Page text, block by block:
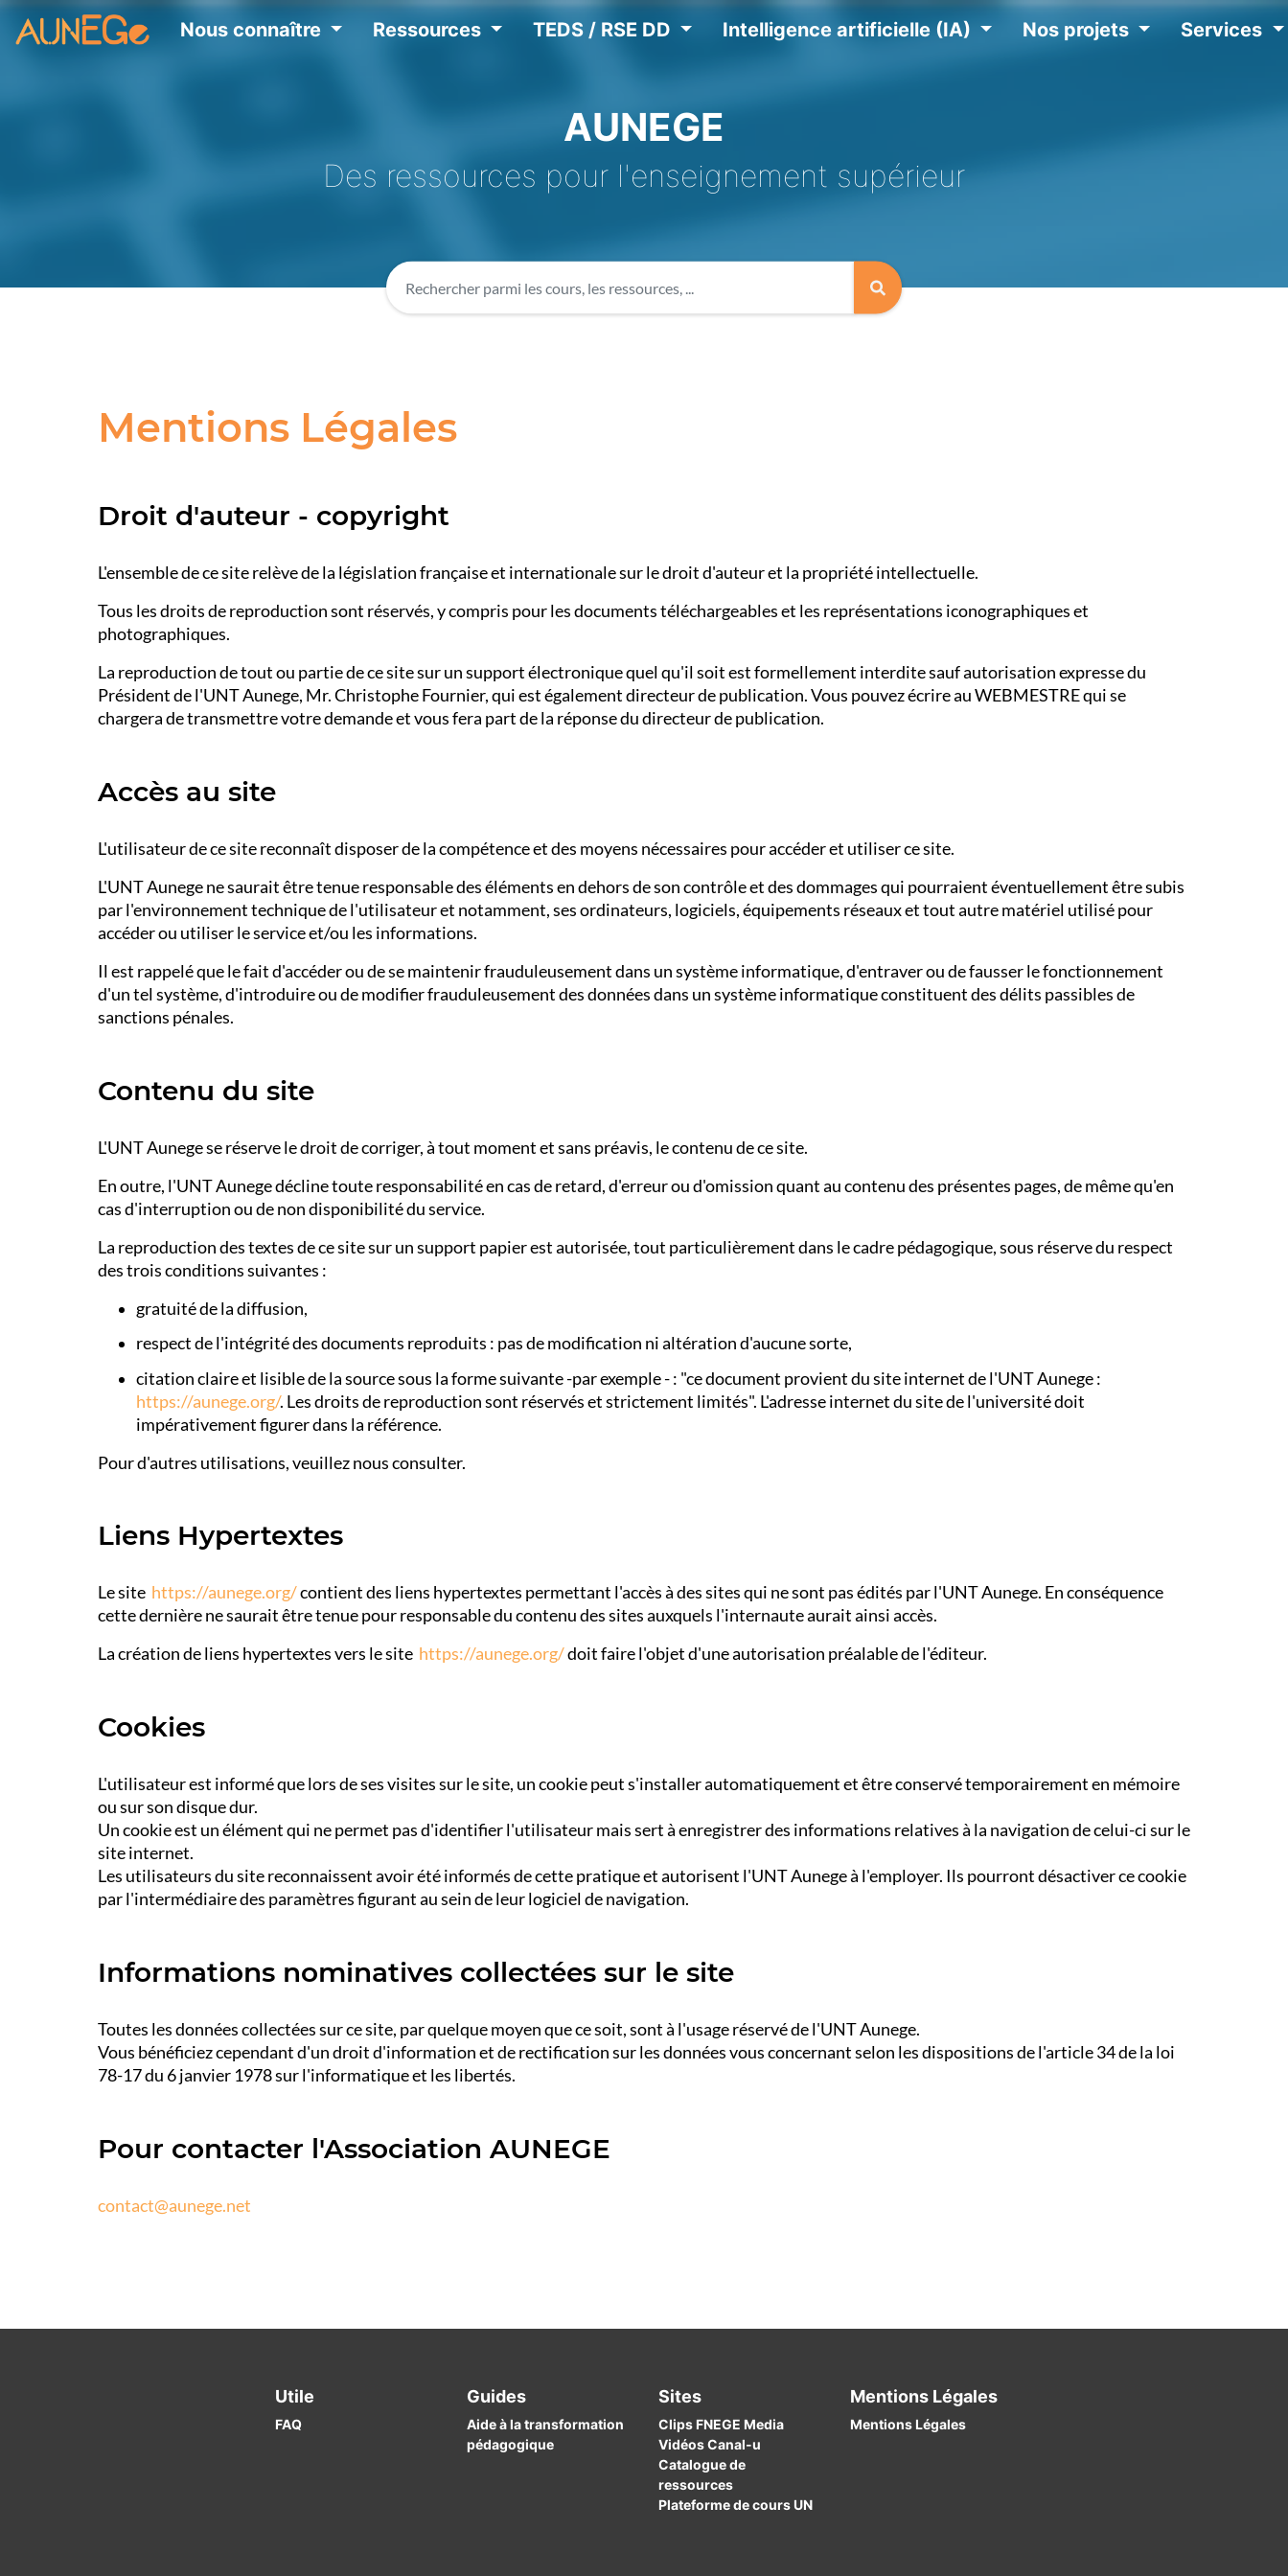
Nous connaître Ressources TEDS / RSE DD Intelligence artificielle (IA) Nos projets Services
AUNEGE
Des ressources pour l'enseignement supérieur
Mentions Légales
Droit d'auteur - copyright
L'ensemble de ce site relève de la législation française et internationale sur le droit d'auteur et la propriété intellectuelle.
Tous les droits de reproduction sont réservés, y compris pour les documents téléchargeables et les représentations iconographiques et
photographiques.
La reproduction de tout ou partie de ce site sur un support électronique quel qu'il soit est formellement interdite sauf autorisation expresse du
Président de l'UNT Aunege, Mr. Christophe Fournier, qui est également directeur de publication. Vous pouvez écrire au WEBMESTRE qui se
chargera de transmettre votre demande et vous fera part de la réponse du directeur de publication.
Accès au site
L'utilisateur de ce site reconnaît disposer de la compétence et des moyens nécessaires pour accéder et utiliser ce site.
L'UNT Aunege ne saurait être tenue responsable des éléments en dehors de son contrôle et des dommages qui pourraient éventuellement être subis
par l'environnement technique de l'utilisateur et notamment, ses ordinateurs, logiciels, équipements réseaux et tout autre matériel utilisé pour
accéder ou utiliser le service et/ou les informations.
Il est rappelé que le fait d'accéder ou de se maintenir frauduleusement dans un système informatique, d'entraver ou de fausser le fonctionnement
d'un tel système, d'introduire ou de modifier frauduleusement des données dans un système informatique constituent des délits passibles de
sanctions pénales.
Contenu du site
L'UNT Aunege se réserve le droit de corriger, à tout moment et sans préavis, le contenu de ce site.
En outre, l'UNT Aunege décline toute responsabilité en cas de retard, d'erreur ou d'omission quant au contenu des présentes pages, de même qu'en
cas d'interruption ou de non disponibilité du service.
La reproduction des textes de ce site sur un support papier est autorisée, tout particulièrement dans le cadre pédagogique, sous réserve du respect
des trois conditions suivantes :
gratuité de la diffusion,
respect de l'intégrité des documents reproduits : pas de modification ni altération d'aucune sorte,
citation claire et lisible de la source sous la forme suivante -par exemple - : "ce document provient du site internet de l'UNT Aunege :
https://aunege.org/. Les droits de reproduction sont réservés et strictement limités". L'adresse internet du site de l'université doit
impérativement figurer dans la référence.
Pour d'autres utilisations, veuillez nous consulter.
Liens Hypertextes
Le site https://aunege.org/contient des liens hypertextes permettant l'accès à des sites qui ne sont pas édités par l'UNT Aunege. En conséquence
cette dernière ne saurait être tenue pour responsable du contenu des sites auxquels l'internaute aurait ainsi accès.
La création de liens hypertextes vers le site https://aunege.org/doit faire l'objet d'une autorisation préalable de l'éditeur.
Cookies
L'utilisateur est informé que lors de ses visites sur le site, un cookie peut s'installer automatiquement et être conservé temporairement en mémoire
ou sur son disque dur.
Un cookie est un élément qui ne permet pas d'identifier l'utilisateur mais sert à enregistrer des informations relatives à la navigation de celui-ci sur le
site internet.
Les utilisateurs du site reconnaissent avoir été informés de cette pratique et autorisent l'UNT Aunege à l'employer. Ils pourront désactiver ce cookie
par l'intermédiaire des paramètres figurant au sein de leur logiciel de navigation.
Informations nominatives collectées sur le site
Toutes les données collectées sur ce site, par quelque moyen que ce soit, sont à l'usage réservé de l'UNT Aunege.
Vous bénéficiez cependant d'un droit d'information et de rectification sur les données vous concernant selon les dispositions de l'article 34 de la loi
78-17 du 6 janvier 1978 sur l'informatique et les libertés.
Pour contacter l'Association AUNEGE
contact@aunege.net
Utile
FAQ
Guides
Aide à la transformation
pédagogique
Sites
Clips FNEGE Media
Vidéos Canal-u
Catalogue de
ressources
Plateforme de cours UN
Mentions Légales
Mentions Légales